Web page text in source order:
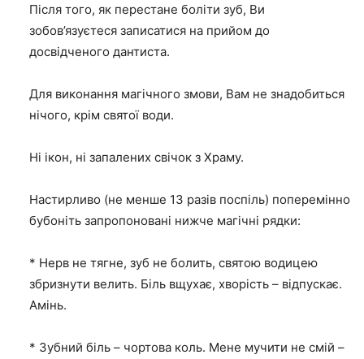
Після того, як перестане боліти зуб, Ви
зобов’язуєтеся записатися на прийом до
досвідченого дантиста.
Для виконання магічного змови, Вам не знадобиться
нічого, крім святої води.
Ні ікон, ні запалених свічок з Храму.
Настирливо (не менше 13 разів поспіль) поперемінно
бубоніть запропоновані нижче магічні рядки:
* Нерв не тягне, зуб не болить, святою водицею
збризнути велить. Біль вщухає, хворість – відпускає.
Амінь.
* Зубний біль – чортова коль. Мене мучити не смій –